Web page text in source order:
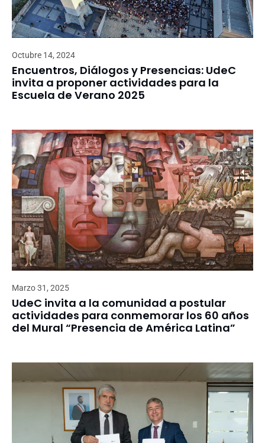
Octubre 14, 2024
Encuentros, Diálogos y Presencias: UdeC
invita a proponer actividades para la
Escuela de Verano 2025
Marzo 31, 2025
UdeC invita a la comunidad a postular
actividades para conmemorar los 60 años
del Mural “Presencia de América Latina”